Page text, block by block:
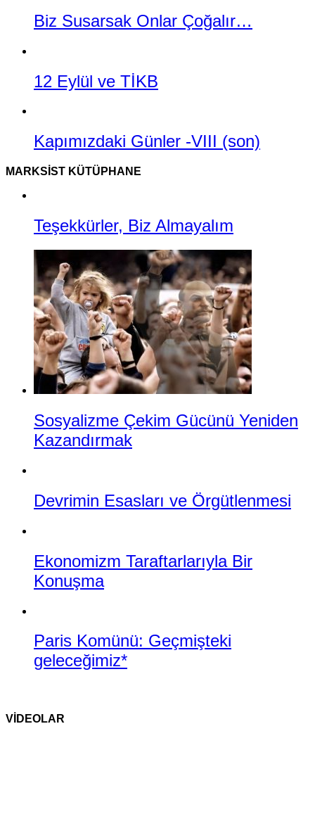
Biz Susarsak Onlar Çoğalır…
12 Eylül ve TİKB
Kapımızdaki Günler -VIII (son)
MARKSIST KÜTÜPHANE
Teşekkürler, Biz Almayalım
Sosyalizme Çekim Gücünü Yeniden
Kazandırmak
Devrimin Esasları ve Örgütlenmesi
Ekonomizm Taraftarlarıyla Bir
Konuşma
Paris Komünü: Geçmişteki
geleceğimiz*
VİDEOLAR